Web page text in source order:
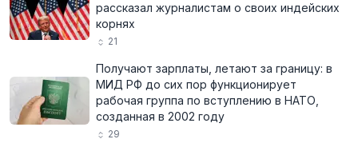
рассказал журналистам о своих индейских
корнях
21
Получают зарплаты, летают за границу: в
МИД РФ до сих пор функционирует
рабочая группа по вступлению в НАТО,
созданная в 2002 году
29